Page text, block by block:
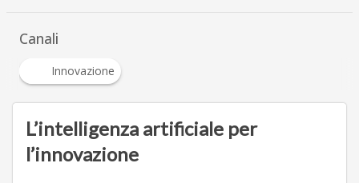
Canali
Innovazione
L’intelligenza artificiale per
l’innovazione